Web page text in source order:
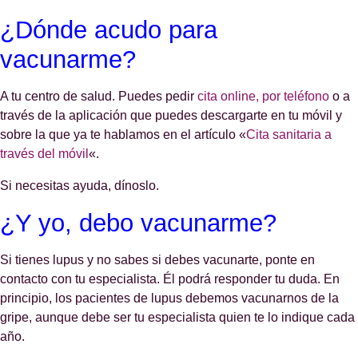
¿Dónde acudo para
vacunarme?
A tu centro de salud. Puedes pedir cita online, por teléfono o a
través de la aplicación que puedes descargarte en tu móvil y
sobre la que ya te hablamos en el artículo «Cita sanitaria a
través del móvil «.
Si necesitas ayuda, dínoslo.
¿Y yo, debo vacunarme?
Si tienes lupus y no sabes si debes vacunarte, ponte en
contacto con tu especialista. Él podrá responder tu duda. En
principio, los pacientes de lupus debemos vacunarnos de la
gripe, aunque debe ser tu especialista quien te lo indique cada
año.